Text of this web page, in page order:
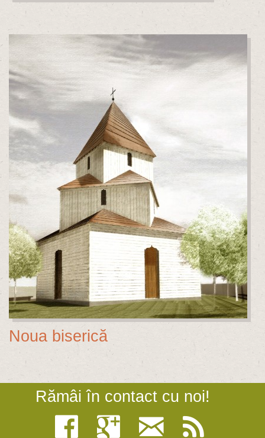
Noua biserică
Rămâi în contact cu noi!